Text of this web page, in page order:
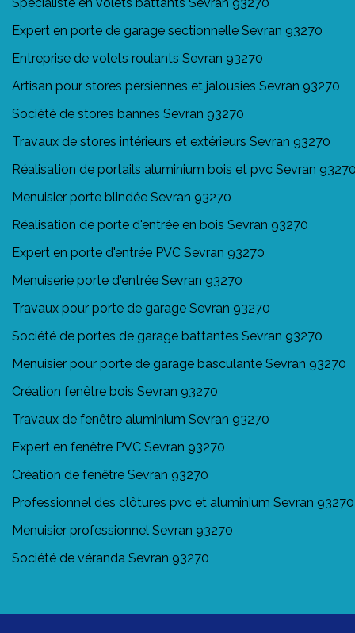
Expert en porte de garage sectionnelle Sevran 93270
Entreprise de volets roulants Sevran 93270
Artisan pour stores persiennes et jalousies Sevran 93270
Société de stores bannes Sevran 93270
Travaux de stores intérieurs et extérieurs Sevran 93270
Réalisation de portails aluminium bois et pvc Sevran
Menuisier porte blindée Sevran 93270
Réalisation de porte d'entrée en bois Sevran 93270
Expert en porte d'entrée PVC Sevran 93270
Menuiserie porte d'entrée Sevran 93270
Travaux pour porte de garage Sevran 93270
Société de portes de garage battantes Sevran 93270
Menuisier pour porte de garage basculante Sevran 93270
Création fenêtre bois Sevran 93270
Travaux de fenêtre aluminium Sevran 93270
Expert en fenêtre PVC Sevran 93270
Création de fenêtre Sevran 93270
Professionnel des clôtures pvc et aluminium Sevran 93270
Menuisier professionnel Sevran 93270
Société de véranda Sevran 93270